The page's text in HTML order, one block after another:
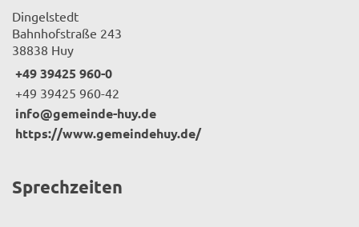
Dingelstedt
Bahnhofstraße 243
38838 Huy
+49 39425 960-0
+49 39425 960-42
info@gemeinde-huy.de
https://www.gemeindehuy.de/
Sprechzeiten